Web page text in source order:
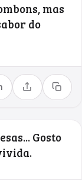
mas
do
Compartilhar
Copiar
Gosto